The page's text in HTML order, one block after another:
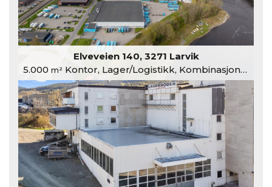
Elveveien 140, 3271 Larvik
5.000 m²Kontor, Lager/Logistikk, Kombinasjonslokaler